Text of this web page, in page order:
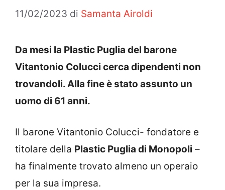
11/02/2023 di Samanta Airoldi
Da mesi la Plastic Puglia del barone
Vitantonio Colucci cerca dipendenti non
trovandoli. Alla fine è stato assunto un
uomo di 61 anni.
Il barone Vitantonio Colucci- fondatore e
titolare della Plastic Puglia di Monopoli –
ha finalmente trovato almeno un operaio
per la sua impresa.